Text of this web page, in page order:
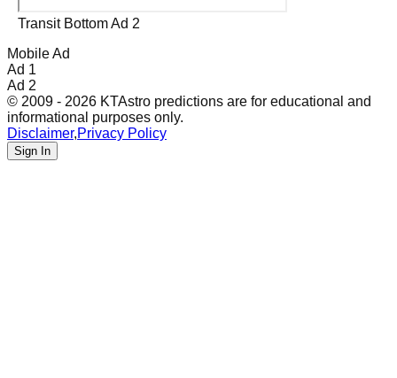
Transit Bottom Ad 2
Mobile Ad
Ad 1
Ad 2
© 2009 - 2026 KTAstro predictions are for educational and
informational purposes only.
Disclaimer,Privacy Policy
Sign In